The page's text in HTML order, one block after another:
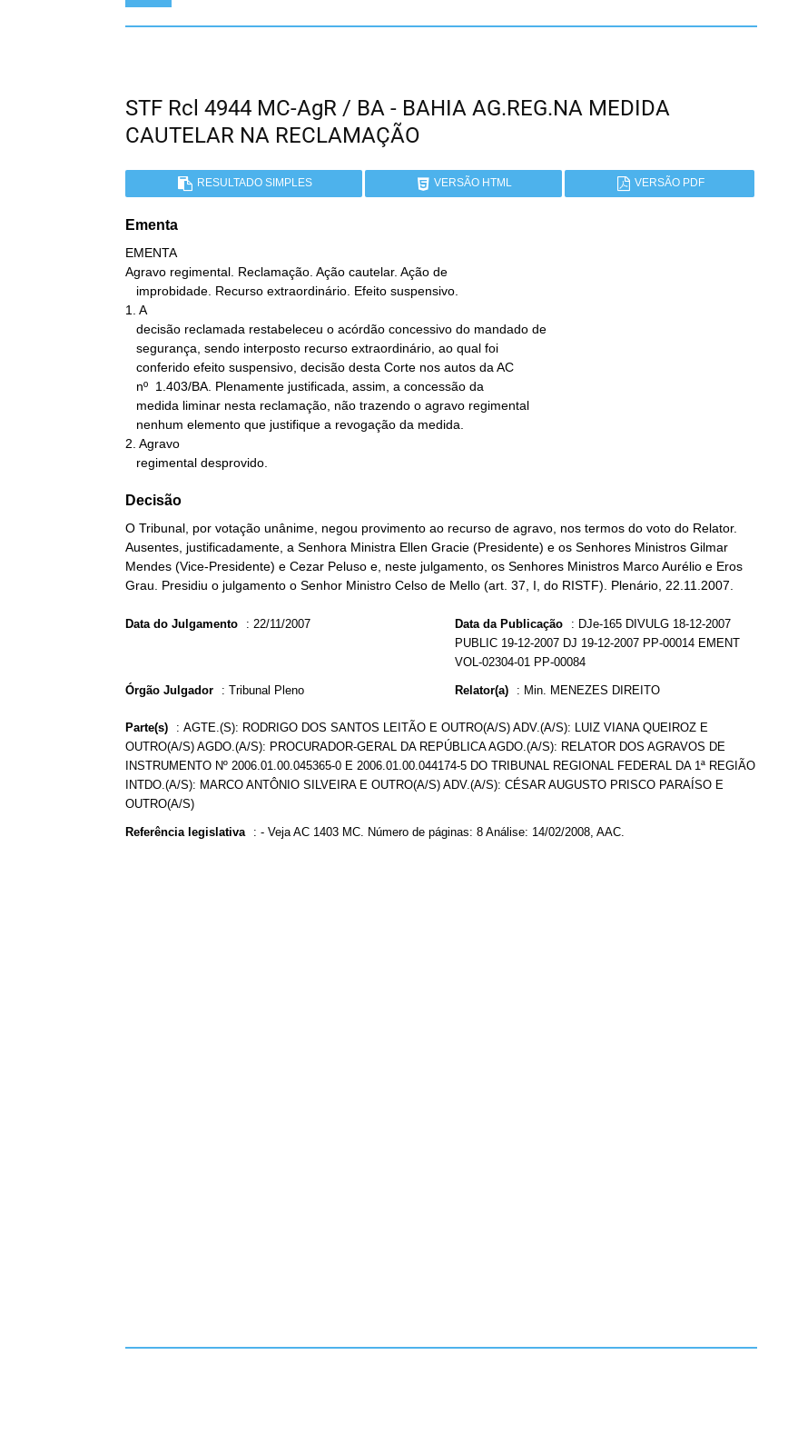
STF Rcl 4944 MC-AgR / BA - BAHIA AG.REG.NA MEDIDA
CAUTELAR NA RECLAMAÇÃO
RESULTADO SIMPLES VERSÃO HTML VERSÃO PDF
Ementa
EMENTA
Agravo regimental. Reclamação. Ação cautelar. Ação de
1. A
2. Agravo
   regimental desprovido.
Decisão
O Tribunal, por votação unânime, negou provimento ao recurso de agravo, nos termos do voto do Relator.
Ausentes, justificadamente, a Senhora Ministra Ellen Gracie (Presidente) e os Senhores Ministros Gilmar
Mendes (Vice-Presidente) e Cezar Peluso e, neste julgamento, os Senhores Ministros Marco Aurélio e Eros
Grau. Presidiu o julgamento o Senhor Ministro Celso de Mello (art. 37, I, do RISTF). Plenário, 22.11.2007.
Data do Julgamento : 22/11/2007 Data da Publicação : DJe-165 DIVULG 18-12-2007
PUBLIC 19-12-2007 DJ 19-12-2007 PP-00014 EMENT
VOL-02304-01 PP-00084
Órgão Julgador : Tribunal Pleno Relator(a) : Min. MENEZES DIREITO
Parte(s) : AGTE.(S): RODRIGO DOS SANTOS LEITÃO E OUTRO(A/S) ADV.(A/S): LUIZ VIANA QUEIROZ E
OUTRO(A/S) AGDO.(A/S): PROCURADOR-GERAL DA REPÚBLICA AGDO.(A/S): RELATOR DOS AGRAVOS DE
INSTRUMENTO Nº 2006.01.00.045365-0 E 2006.01.00.044174-5 DO TRIBUNAL REGIONAL FEDERAL DA 1ª REGIÃO
INTDO.(A/S): MARCO ANTÔNIO SILVEIRA E OUTRO(A/S) ADV.(A/S): CÉSAR AUGUSTO PRISCO PARAÍSO E
OUTRO(A/S)
Referência legislativa : - Veja AC 1403 MC. Número de páginas: 8 Análise: 14/02/2008, AAC.